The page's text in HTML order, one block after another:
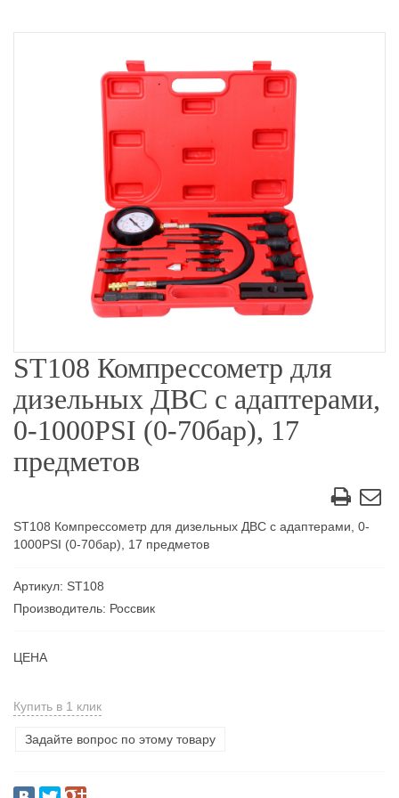
ST108 Компрессометр для
дизельных ДВС с адаптерами,
0-1000PSI (0-70бар), 17
предметов
ST108 Компрессометр для дизельных ДВС с адаптерами, 0-
1000PSI (0-70бар), 17 предметов
Артикул: ST108
Производитель: Россвик
ЦЕНА
Купить в 1 клик
Задайте вопрос по этому товару